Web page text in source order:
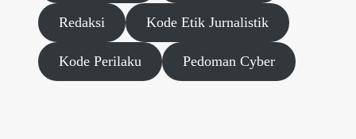
Redaksi Kode Etik Jurnalistik
Kode Perilaku Pedoman Cyber